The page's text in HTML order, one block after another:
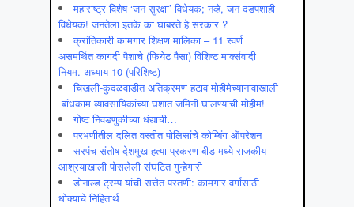
महाराष्ट्र विशेष ‘जन सुरक्षा’ विधेयक; नव्हे, जन दडपशाही
विधेयक! जनतेला इतके का घाबरते हे सरकार ?
क्रांतिकारी कामगार शिक्षण मालिका – 11 स्वर्ण
असमर्थित कागदी पैशाचे (फियेट पैसा) विशिष्ट मार्क्सवादी
नियम. अध्याय-10 (परिशिष्ट)
चिखली-कुदळवाडीत अतिक्रमण हटाव मोहीमेच्यानावाखाली
बांधकाम व्यावसायिकांच्या घशात जमिनी घालण्याची मोहीम!
गोष्ट निवडणुकीच्या धंद्याची…
परभणीतील दलित वस्तीत पोलिसांचे कोम्बिंग ऑपरेशन
सरपंच संतोष देशमुख हत्या प्रकरण बीड मध्ये राजकीय
आश्रयाखाली पोसलेली संघटित गुन्हेगारी
डोनाल्ड ट्रम्प यांची सत्तेत परतणी: कामगार वर्गासाठी
धोक्याचे निहितार्थ